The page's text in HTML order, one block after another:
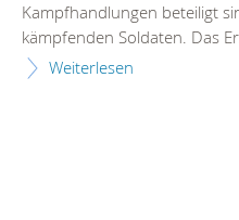
Kampfhandlungen beteiligt
kämpfenden Soldaten. Das
Weiterlesen